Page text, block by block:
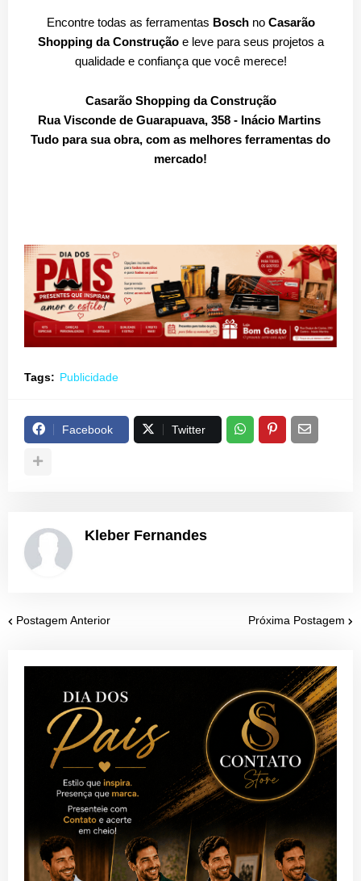
Encontre todas as ferramentas Boschno Casarão
Shopping da Construçãoe leve para seus projetos a
qualidade e confiança que você merece!
Casarão Shopping da Construção
Rua Visconde de Guarapuava, 358 - Inácio Martins
Tudo para sua obra, com as melhores ferramentas do
mercado!
Tags: Publicidade
Facebook Twitter
Kleber Fernandes
Postagem Anterior Próxima Postagem